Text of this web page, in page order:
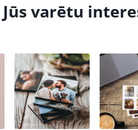
Jūs varētu